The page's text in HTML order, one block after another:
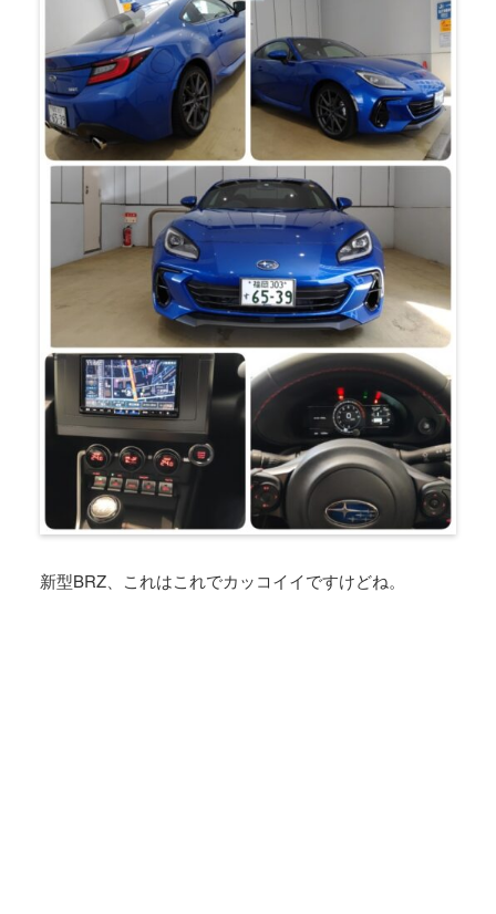
新型BRZ、これはこれでカッコイイですけどね。